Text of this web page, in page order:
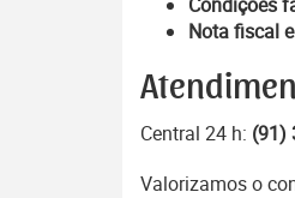
Nota fiscal
Central 24 h: (91)
Valorizamos o